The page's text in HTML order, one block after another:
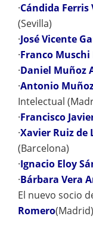
·Cándida
(Sevilla)
·José Vicente
·Franco Muschi
·Daniel Muñoz
·Antonio
Intelectual
·Francisco
·Xavier Ruiz de
(Barcelona)
·Ignacio Eloy
·Bárbara Vera
El nuevo socio
Romero